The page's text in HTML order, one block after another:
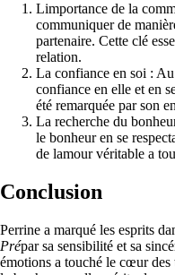
Limportance de la
communiquer de
partenaire. Cette clé
relation.
La confiance en soi :
confiance en elle et en
été remarquée par son
La recherche du
le bonheur en se
de lamour véritable a
Conclusion
Perrine a marqué les esprits
Prépar sa sensibilité et sa
émotions a touché le cœur